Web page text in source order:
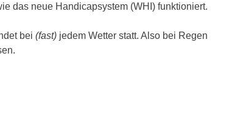
das neue Handicapsystem (WHI) funktioniert.
bei (fast) jedem Wetter statt. Also bei Regen